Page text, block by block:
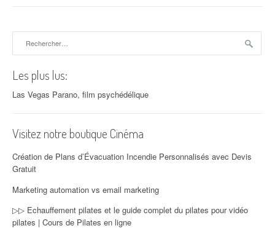
Les plus lus:
Las Vegas Parano, film psychédélique
Visitez notre boutique Cinéma
Création de Plans d’Évacuation Incendie Personnalisés avec Devis
Gratuit
Marketing automation vs email marketing
▷▷ Echauffement pilates et le guide complet du pilates pour vidéo
pilates | Cours de Pilates en ligne